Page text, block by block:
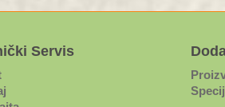
Servis